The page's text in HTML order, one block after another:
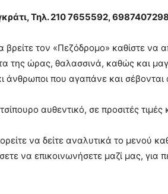
Τηλ. 210 7655592, 6987407298
τον «Πεζόδρομο» καθίστε να
της ώρας, θαλασσινά, καθώς και
άνθρωποι που αγαπάνε και σέβονται
αυθεντικό, σε προσιτές τιμές
να δείτε αναλυτικά το μενού
να επικοινωνήσετε μαζί μας, για